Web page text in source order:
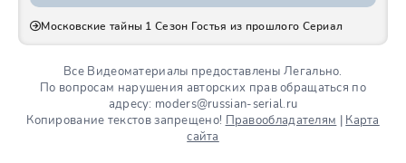
Московские тайны 1 Сезон Гостья из прошлого Сериал
Все Видеоматериалы предоставлены Легально.
По вопросам нарушения авторских прав обращаться по
адресу: moders@russian-serial.ru
Копирование текстов запрещено! Правообладателям
Карта
сайта